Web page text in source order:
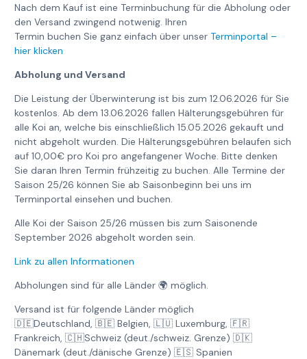
Nach dem Kauf ist eine Terminbuchung für die Abholung oder
den Versand zwingend notwenig. Ihren
Termin buchen Sie ganz einfach über unserTerminportal –
hier klicken
Abholung und Versand
Die Leistung der Überwinterung ist bis zum 12.06.2026 für Sie
kostenlos. Ab dem 13.06.2026 fallen Hälterungsgebühren für
alle Koi an, welche bis einschließlich 15.05.2026 gekauft und
nicht abgeholt wurden. Die Hälterungsgebühren belaufen sich
auf 10,00€ pro Koi pro angefangener Woche. Bitte denken
Sie daran Ihren Termin frühzeitig zu buchen. Alle Termine der
Saison 25/26 können Sie ab Saisonbeginn bei uns im
Terminportal einsehen und buchen.
Alle Koi der Saison 25/26 müssen bis zum Saisonende
September 2026 abgeholt worden sein.
Link zu allen Informationen
Abholungen sind für alle Länder 🌍 möglich.
Versand ist für folgende Länder möglich
🇩🇪Deutschland, 🇧🇪 Belgien, 🇱🇺 Luxemburg, 🇫🇷
Frankreich, 🇨🇭Schweiz (deut./schweiz. Grenze) 🇩🇰
Dänemark (deut./dänische Grenze) 🇪🇸 Spanien